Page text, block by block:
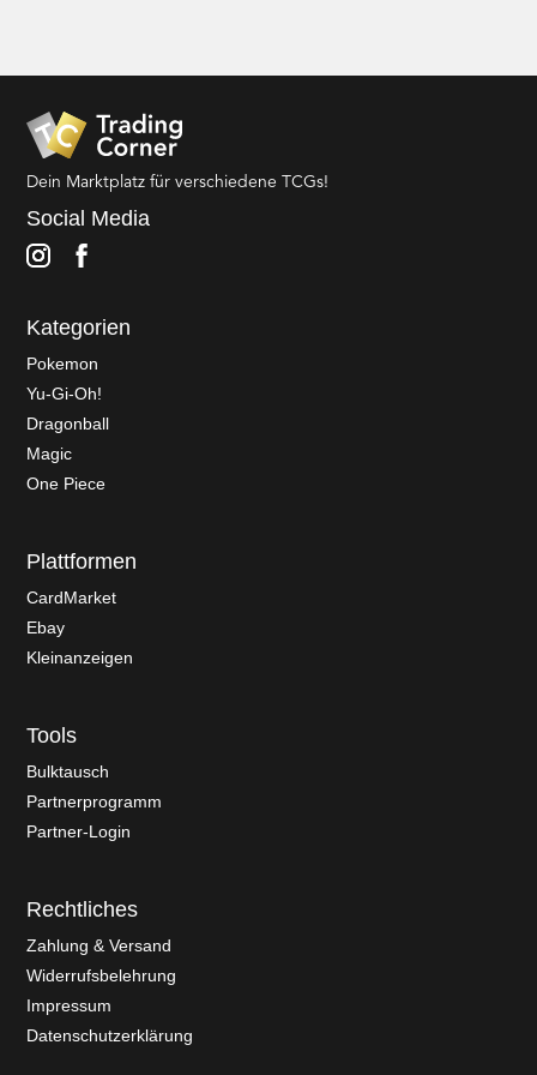
Dein Marktplatz für verschiedene TCGs!
Social Media
Kategorien
Pokemon
Yu-Gi-Oh!
Dragonball
Magic
One Piece
Plattformen
CardMarket
Ebay
Kleinanzeigen
Tools
Bulktausch
Partnerprogramm
Partner-Login
Rechtliches
Zahlung & Versand
Widerrufsbelehrung
Impressum
Datenschutzerklärung